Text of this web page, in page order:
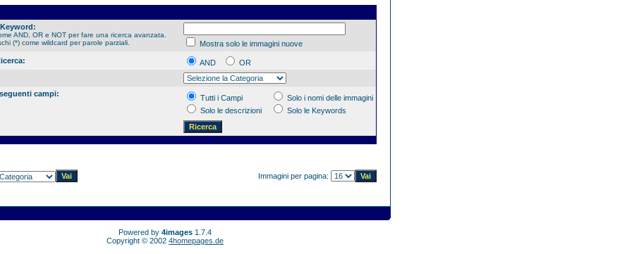
AND, OR e NOT per fare una ricerca avanzata.
(*) come wildcard per parole parziali.
Mostra solo le immagini nuove
AND
OR
campi:
Tutti i Campi
Solo i nomi delle immagini
Solo le descrizioni
Solo le Keywords
Immagini per pagina:
Powered by 4images 1.7.4
Copyright © 2002 4homepages.de